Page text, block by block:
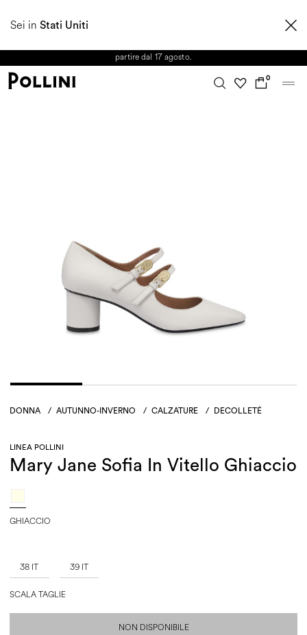
Sei in Stati Uniti
AUTUNNO/INVERNO 2026. Dall'8 al 16 agosto il Servizio Clienti non sarà
partire dal 17 agosto.
0
DONNA / AUTUNNO-INVERNO / CALZATURE / DECOLLETÉ
LINEA POLLINI
Mary Jane Sofia In Vitello Ghiaccio
GHIACCIO
38 IT 39 IT
SCALA TAGLIE
NON DISPONIBILE